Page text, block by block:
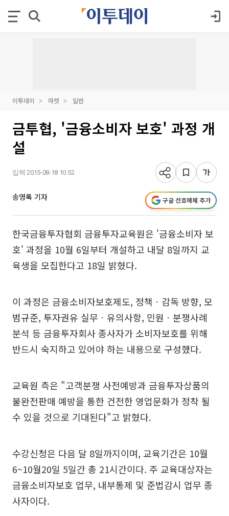
이투데이 마켓 일반
금투협, '금융소비자 보호' 과정 개
설
입력 2015-08-18 10:52
송영록 기자 구글 선호매체 추가
한국금융투자협회 금융투자교육원은 '금융소비자 보
호' 과정을 10월 6일부터 개설하고 내달 8일까지 교
육생을 모집한다고 18일 밝혔다.
이 과정은 금융소비자보호제도, 정책ㆍ감독 방향, 모
범규준, 투자권유 실무ㆍ유의사항, 민원ㆍ분쟁사례
분석 등 금융투자회사 종사자가 소비자보호를 위해
반드시 숙지하고 있어야 하는 내용으로 구성했다.
교육원 측은 "고객분쟁 사전예방과 금융투자상품의
불완전판매 예방을 통한 건전한 영업문화가 정착 될
수 있을 것으로 기대된다"고 밝혔다.
수강신청은 다음 달 8일까지이며, 교육기간은 10월
6~10월20일 5일간 총 21시간이다. 주 교육대상자는
금융소비자보호 업무, 내부통제 및 준법감시 업무 종
사자이다.